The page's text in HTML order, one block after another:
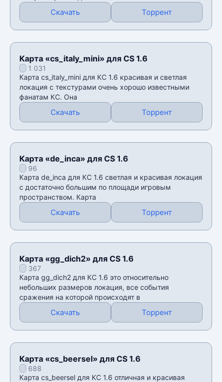
Скачать Торрент
Карта «cs_italy_mini» для CS 1.6
1 031
Карта cs_italy_mini для КС 1.6 красивая и светлая
локация с текстурами очень хорошо известными
фанатам КС. Она
Скачать Торрент
Карта «de_inca» для CS 1.6
96
Карта de_inca для КС 1.6 светлая и красивая локация
с достаточно большим по площади игровым
пространством. Карта
Скачать Торрент
Карта «gg_dich2» для CS 1.6
367
Карта gg_dich2 для КС 1.6 это относительно
небольших размеров локация, все события
сражения на которой происходят в
Скачать Торрент
Карта «cs_beersel» для CS 1.6
688
Карта cs_beersel для КС 1.6 отличная и красивая